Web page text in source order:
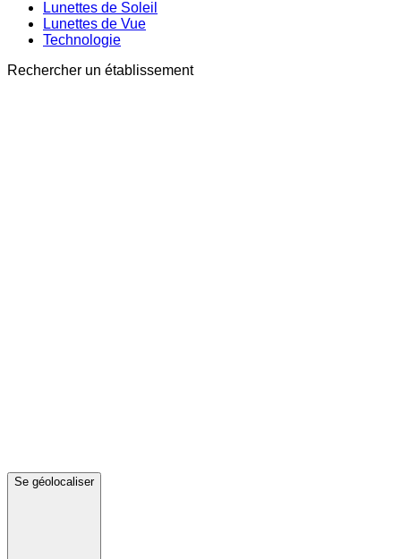
Lunettes de Soleil
Lunettes de Vue
Technologie
Rechercher un établissement
Se géolocaliser